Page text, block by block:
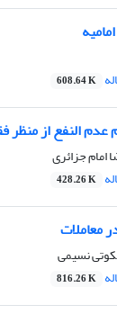
608.64 K
النفع از منظر
جزائری
428.26 K
معاملات
نسیمی
816.26 K